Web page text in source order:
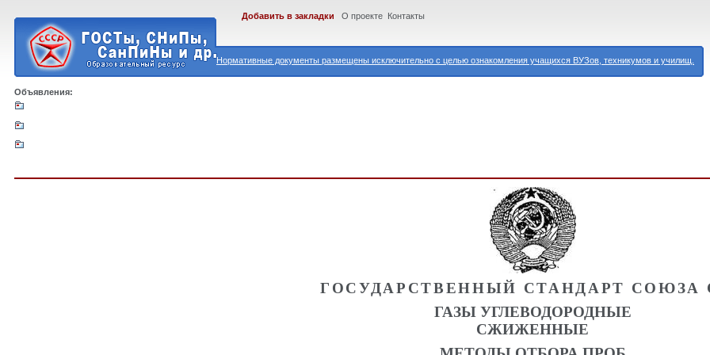
Нормативные документы размещены исключительно с целью ознакомления учащихся ВУЗов, техникумов и училищ.
Добавить в закладки О проекте Контакты
Объявления:
ГОСУДАРСТВЕННЫЙ СТАНДАРТ СОЮЗА
ГАЗЫ УГЛЕВОДОРОДНЫЕ
СЖИЖЕННЫЕ